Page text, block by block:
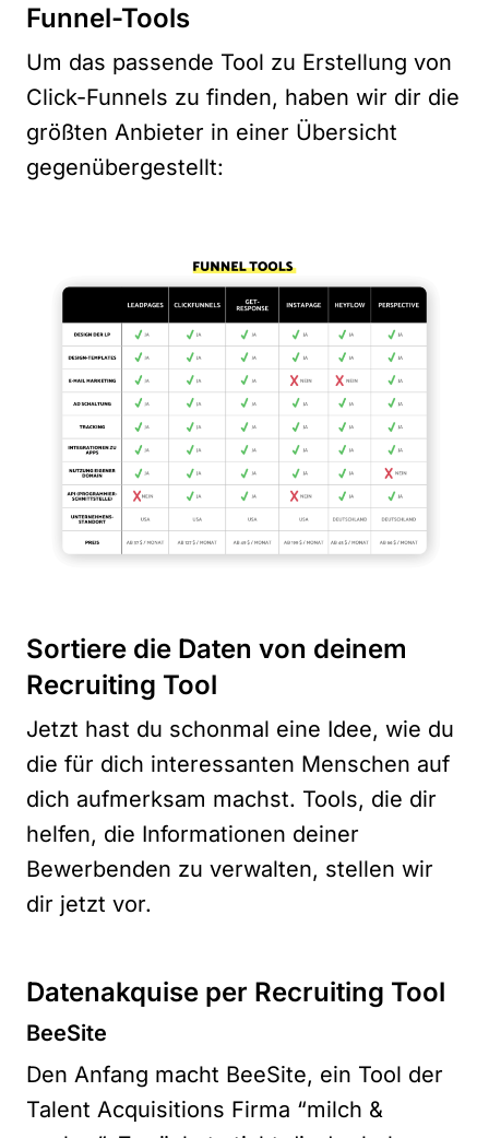
Funnel-Tools
Um das passende Tool zu Erstellung von
Click-Funnels zu finden, haben wir dir die
größten Anbieter in einer Übersicht
gegenübergestellt:
Sortiere die Daten von deinem
Recruiting Tool
Jetzt hast du schonmal eine Idee, wie du
die für dich interessanten Menschen auf
dich aufmerksam machst. Tools, die dir
helfen, die Informationen deiner
Bewerbenden zu verwalten, stellen wir
dir jetzt vor.
Datenakquise per Recruiting Tool
BeeSite
Den Anfang macht BeeSite, ein Tool der
Talent Acquisitions Firma “milch &